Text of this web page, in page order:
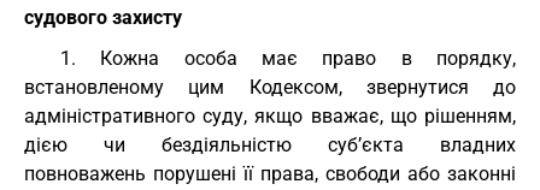
судового захисту
1. Кожна особа має право в порядку,
встановленому цим Кодексом, звернутися до
адміністративного суду, якщо вважає, що рішенням,
дією чи бездіяльністю суб’єкта владних
повноважень порушені її права, свободи або законні